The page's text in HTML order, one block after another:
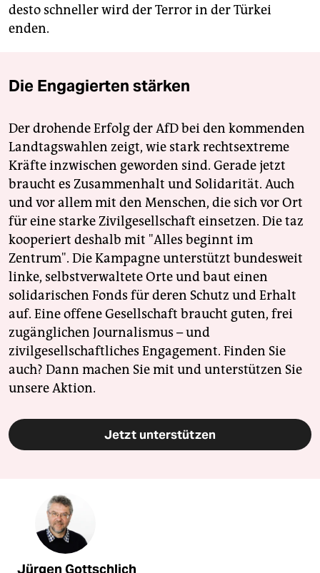
desto schneller wird der Terror in der Türkei
enden.
Die Engagierten stärken
Der drohende Erfolg der AfD bei den kommenden
Landtagswahlen zeigt, wie stark rechtsextreme
Kräfte inzwischen geworden sind. Gerade jetzt
braucht es Zusammenhalt und Solidarität. Auch
und vor allem mit den Menschen, die sich vor Ort
für eine starke Zivilgesellschaft einsetzen. Die taz
kooperiert deshalb mit "Alles beginnt im
Zentrum". Die Kampagne unterstützt bundesweit
linke, selbstverwaltete Orte und baut einen
solidarischen Fonds für deren Schutz und Erhalt
auf. Eine offene Gesellschaft braucht guten, frei
zugänglichen Journalismus – und
zivilgesellschaftliches Engagement. Finden Sie
auch? Dann machen Sie mit und unterstützen Sie
unsere Aktion.
Jetzt unterstützen
Jürgen Gottschlich